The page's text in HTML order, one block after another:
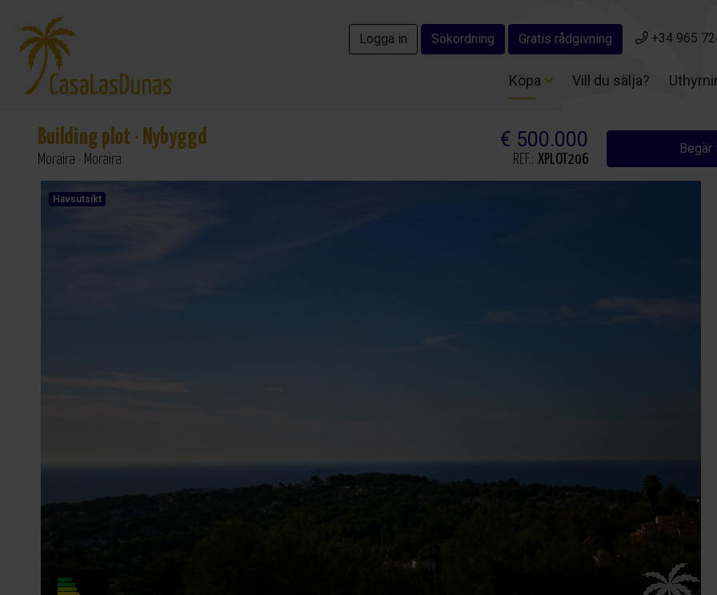
Logga in Sökordning Gratis rådgivning +34 965
Köpa Vill du sälja?
Logga in Sökordning Gratis rådgivning +34 965
Köpa Vill du sälja?
Building plot · Nybyggd
Moraira · Moraira
€ 500.000
REF.: XPLOT206
Begär
Havsutsikt